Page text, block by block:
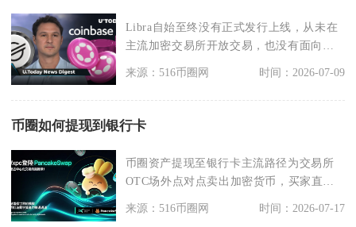
Libra自始至终没有正式发行上线，从未在
主流加密交易所开放交易，也没有面向全
来源：516币圈网 时间：2026-07-09
币圈如何提现到银行卡
币圈资产提现至银行卡主流路径为交易所
OTC场外点对点卖出加密货币，买家直接
转账至本人银行卡
来源：516币圈网 时间：2026-07-17